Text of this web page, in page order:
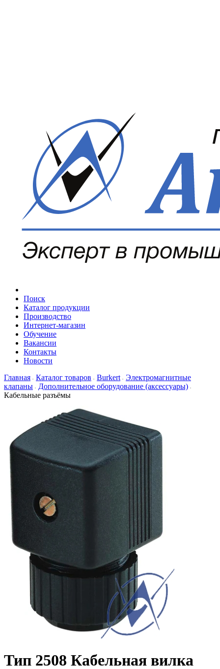
Поиск
Каталог продукции
Производство
Интернет-магазин
Обучение
Вакансии
Контакты
Новости
Главная
Каталог товаров Burkert
Электромагнитные
клапаны
Дополнительное оборудование (аксессуары)
Кабельные разъёмы
Тип 2508 Кабельная вилка